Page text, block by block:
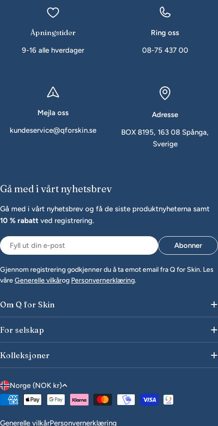
Åpningstider
9-16 alle hverdager
Ring oss
08-75 437 00
Mejla oss
kundeservice@qforskin.se
Adresse
BOX 8195, 163 08 Spånga,
Sverige
Gå med i vårt nyhetsbrev
Gå med i vårt nyhetsbrev og få de siste produktnyheterna samt
10 % rabatt ved registrering.
E-
post
Abonner
Gjennom registrering godkjenner du å ta emot email fra Q for Skin. Les
våreGenerelle vilkårog Personvernerklæring.
Om Q for Skin
For selskap
Kolleksjoner
L
a
Norge (NOK kr)
Betalingsmåter
Generelle vilkårPersonvernerklæring